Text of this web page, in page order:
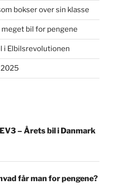
bokser over sin klasse
meget bil for pengene
i Elbilsrevolutionen
– Årets bil i Danmark
får man for pengene?